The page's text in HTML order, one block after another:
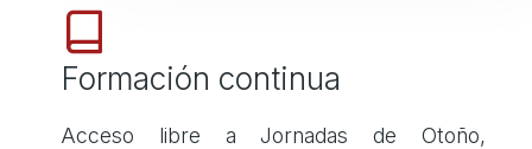
Formación continua
Acceso libre a Jornadas de Otoño,